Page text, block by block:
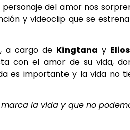
del amor nos
y videoclip que se
, a cargo de Kingtana y
con el amor de su vida,
es importante y la vida no
la vida y que no